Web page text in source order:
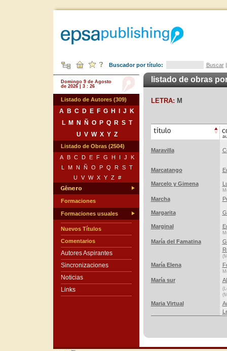
Buscador por título: Buscar
Domingo 9 de Agosto
de 2026 | 3 : 26
Listado de Autores (309)
A B C D E F G H J
K
L
M N Ñ O P Q R S T
U V W X Y Z
Listado de Obras (2504)
A
B C D E F G H I J
K
L
M N Ñ O P Q R S T
U
V W X Y Z #
Formaciones
Formaciones usuales
Nuevos Títulos
Comentarios
Autores Aspirantes
Sincronizaciones
Noticias
Links
listado de obras
LETRA: M
Maravilla
Marcatango
Marcelo y Gimena
Marcha
Margarita
Marginal
María del Famatina
María Elena
María sur
Maria Virtual